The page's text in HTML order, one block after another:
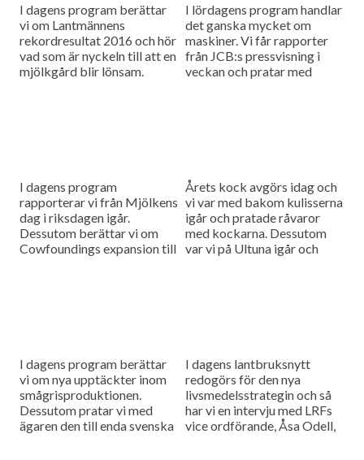
I dagens program berättar
vi om Lantmännens
rekordresultat 2016 och hör
vad som är nyckeln till att en
mjölkgård blir lönsam.
I lördagens program handlar
det ganska mycket om
maskiner. Vi får rapporter
från JCB:s pressvisning i
veckan och pratar med
I dagens program
rapporterar vi från Mjölkens
dag i riksdagen igår.
Dessutom berättar vi om
Cowfoundings expansion till
Årets kock avgörs idag och
vi var med bakom kulisserna
igår och pratade råvaror
med kockarna. Dessutom
var vi på Ultuna igår och
I dagens program berättar
vi om nya upptäckter inom
smågrisproduktionen.
Dessutom pratar vi med
ägaren den till enda svenska
I dagens lantbruksnytt
redogörs för den nya
livsmedelsstrategin och så
har vi en intervju med LRFs
vice ordförande, Åsa Odell,